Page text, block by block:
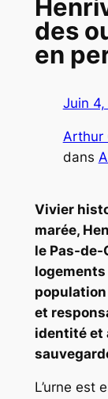
des
en
Juin
Arthur
dans
Vivier
marée,
le Pas-de-
population
et
identité et
L’urne est